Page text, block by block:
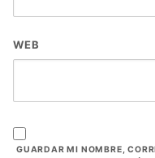
WEB
GUARDAR MI NOMBRE,